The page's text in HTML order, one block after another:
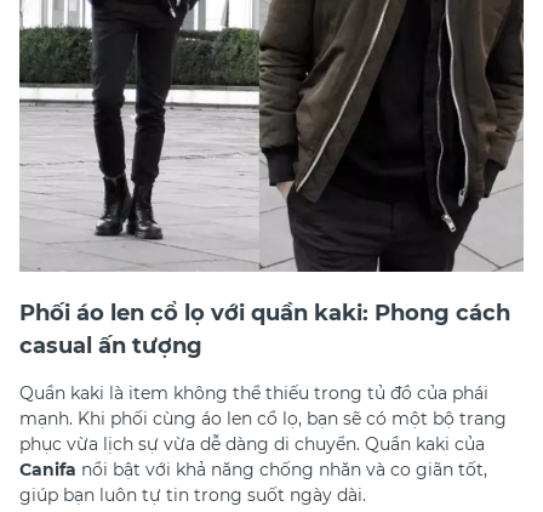
Phối áo len cổ lọ với quần kaki: Phong cách
casual ấn tượng
Quần kaki là item không thể thiếu trong tủ đồ của phái
mạnh. Khi phối cùng áo len cổ lọ, bạn sẽ có một bộ trang
phục vừa lịch sự vừa dễ dàng di chuyển. Quần kaki của
Canifa nổi bật với khả năng chống nhăn và co giãn tốt,
giúp bạn luôn tự tin trong suốt ngày dài.